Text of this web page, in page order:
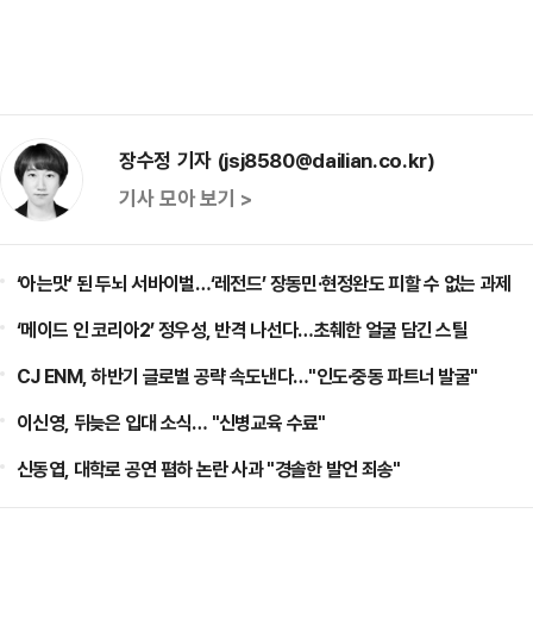
장수정 기자 (jsj8580@dailian.co.kr)
기사 모아 보기 >
‘아는맛’ 된 두뇌 서바이벌…‘레전드’ 장동민·현정완도 피할 수 없는 과제
‘메이드 인 코리아2’ 정우성, 반격 나선다…초췌한 얼굴 담긴 스틸
CJ ENM, 하반기 글로벌 공략 속도낸다…"인도·중동 파트너 발굴"
이신영, 뒤늦은 입대 소식… "신병교육 수료"
신동엽, 대학로 공연 폄하 논란 사과 "경솔한 발언 죄송"